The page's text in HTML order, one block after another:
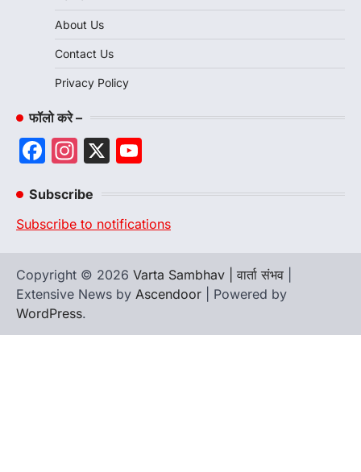
About Us
Contact Us
Privacy Policy
फॉलो करे –
Facebook
Instagram
X
Subscribe
Subscribe to notifications
Copyright © 2026 Varta Sambhav | वार्ता संभव
Extensive News by Ascendoor | Powered by
WordPress.